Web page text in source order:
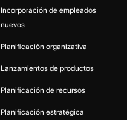
Incorporación de empleados
nuevos
Planificación organizativa
Lanzamientos de productos
Planificación de recursos
Planificación estratégica